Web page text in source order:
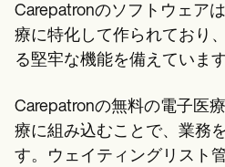
Carepatronのソフトウェア
療に特化して作られており
る堅牢な機能を備えています
Carepatronの無料の電子医
療に組み込むことで、業務
す。ウェイティングリスト